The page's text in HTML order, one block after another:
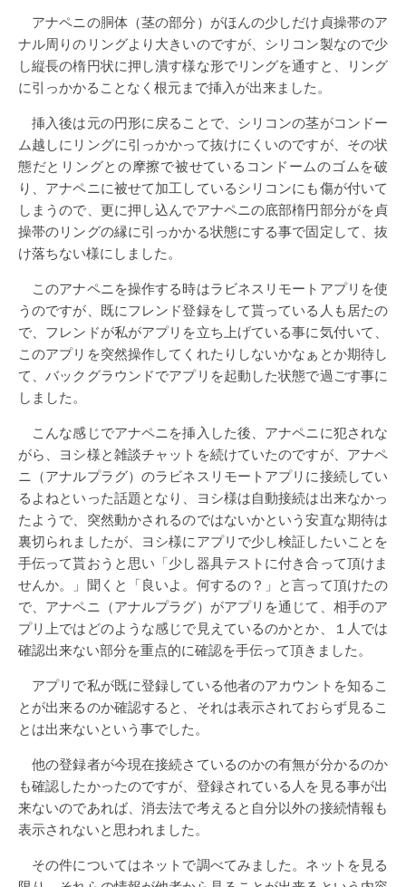
アナペニの胴体（茎の部分）がほんの少しだけ貞操帯のア
ナル周りのリングより大きいのですが、シリコン製なので少
し縦長の楕円状に押し潰す様な形でリングを通すと、リング
に引っかかることなく根元まで挿入が出来ました。
挿入後は元の円形に戻ることで、シリコンの茎がコンドー
ム越しにリングに引っかかって抜けにくいのですが、その状
態だとリングとの摩擦で被せているコンドームのゴムを破
り、アナペニに被せて加工しているシリコンにも傷が付いて
しまうので、更に押し込んでアナペニの底部楕円部分がを貞
操帯のリングの縁に引っかかる状態にする事で固定して、抜
け落ちない様にしました。
このアナペニを操作する時はラビネスリモートアプリを使
うのですが、既にフレンド登録をして貰っている人も居たの
で、フレンドが私がアプリを立ち上げている事に気付いて、
このアプリを突然操作してくれたりしないかなぁとか期待し
て、バックグラウンドでアプリを起動した状態で過ごす事に
しました。
こんな感じでアナペニを挿入した後、アナペニに犯されな
がら、ヨシ様と雑談チャットを続けていたのですが、アナペ
ニ（アナルプラグ）のラビネスリモートアプリに接続してい
るよねといった話題となり、ヨシ様は自動接続は出来なかっ
たようで、突然動かされるのではないかという安直な期待は
裏切られましたが、ヨシ様にアプリで少し検証したいことを
手伝って貰おうと思い「少し器具テストに付き合って頂けま
せんか。」聞くと「良いよ。何するの？」と言って頂けたの
で、アナペニ（アナルプラグ）がアプリを通じて、相手のア
プリ上ではどのような感じで見えているのかとか、１人では
確認出来ない部分を重点的に確認を手伝って頂きました。
アプリで私が既に登録している他者のアカウントを知るこ
とが出来るのか確認すると、それは表示されておらず見るこ
とは出来ないという事でした。
他の登録者が今現在接続さているのかの有無が分かるのか
も確認したかったのですが、登録されている人を見る事が出
来ないのであれば、消去法で考えると自分以外の接続情報も
表示されないと思われました。
その件についてはネットで調べてみました。ネットを見る